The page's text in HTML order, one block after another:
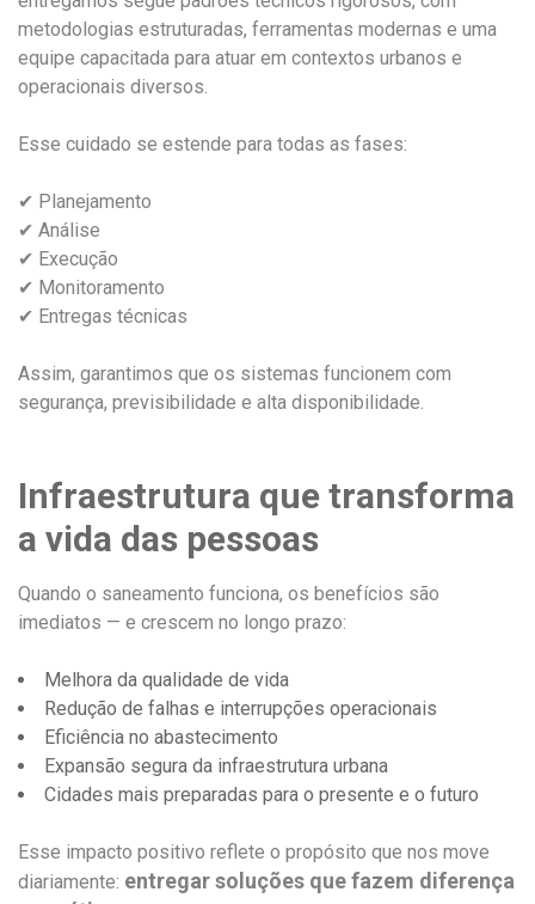
metodologias estruturadas, ferramentas modernas e uma
equipe capacitada para atuar em contextos urbanos e
operacionais diversos.
Esse cuidado se estende para todas as fases:
✔ Planejamento
✔ Análise
✔ Execução
✔ Monitoramento
✔ Entregas técnicas
Assim, garantimos que os sistemas funcionem com
segurança, previsibilidade e alta disponibilidade.
Infraestrutura que transforma
a vida das pessoas
Quando o saneamento funciona, os benefícios são
imediatos — e crescem no longo prazo:
Melhora da qualidade de vida
Redução de falhas e interrupções operacionais
Eficiência no abastecimento
Expansão segura da infraestrutura urbana
Cidades mais preparadas para o presente e o futuro
Esse impacto positivo reflete o propósito que nos move
diariamente: entregar soluções que fazem diferença